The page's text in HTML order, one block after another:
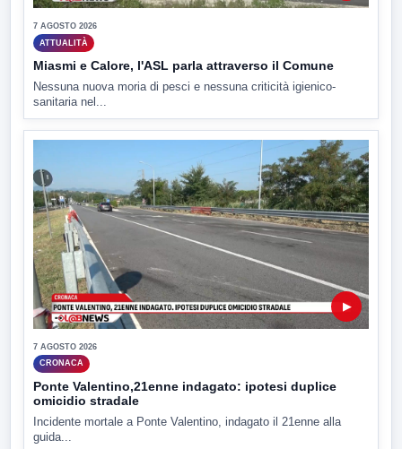
7 AGOSTO 2026
ATTUALITÀ
Miasmi e Calore, l'ASL parla attraverso il Comune
Nessuna nuova moria di pesci e nessuna criticità igienico-
sanitaria nel...
▶
7 AGOSTO 2026
CRONACA
Ponte Valentino,21enne indagato: ipotesi duplice
omicidio stradale
Incidente mortale a Ponte Valentino, indagato il 21enne alla
guida...